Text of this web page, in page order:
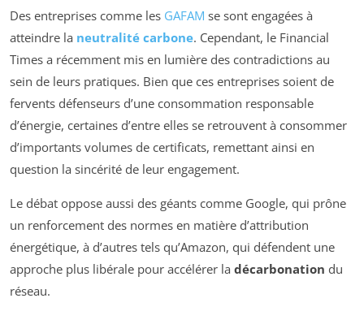
Des entreprises comme les GAFAM se sont engagées à
atteindre la neutralité carbone. Cependant, le Financial
Times a récemment mis en lumière des contradictions au
sein de leurs pratiques. Bien que ces entreprises soient de
fervents défenseurs d’une consommation responsable
d’énergie, certaines d’entre elles se retrouvent à consommer
d’importants volumes de certificats, remettant ainsi en
question la sincérité de leur engagement.
Le débat oppose aussi des géants comme Google, qui prône
un renforcement des normes en matière d’attribution
énergétique, à d’autres tels qu’Amazon, qui défendent une
approche plus libérale pour accélérer la décarbonation du
réseau.